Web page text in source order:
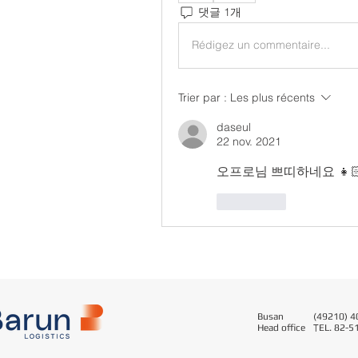
댓글 1개
Rédigez un commentaire...
Trier par : Les plus récents
daseul
22 nov. 2021
오프로님 쁘띠하네요
Busan
Head office
(49210)
TEL. 82-